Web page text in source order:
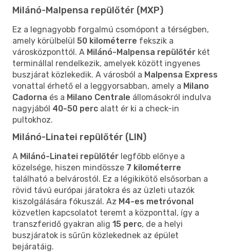
Milánó-Malpensa repülőtér (MXP)
Ez a legnagyobb forgalmú csomópont a térségben,
amely körülbelül 50 kilométerre fekszik a
városközponttól. A Milánó-Malpensa repülőtér két
terminállal rendelkezik, amelyek között ingyenes
buszjárat közlekedik. A városból a Malpensa Express
vonattal érhető el a leggyorsabban, amely a Milano
Cadorna és a Milano Centrale állomásokról indulva
nagyjából 40-50 perc alatt ér ki a check-in
pultokhoz.
Milánó-Linatei repülőtér (LIN)
A Milánó-Linatei repülőtér legfőbb előnye a
közelsége, hiszen mindössze 7 kilométerre
található a belvárostól. Ez a légikikötő elsősorban a
rövid távú európai járatokra és az üzleti utazók
kiszolgálására fókuszál. Az M4-es metróvonal
közvetlen kapcsolatot teremt a központtal, így a
transzferidő gyakran alig 15 perc, de a helyi
buszjáratok is sűrűn közlekednek az épület
bejáratáig.